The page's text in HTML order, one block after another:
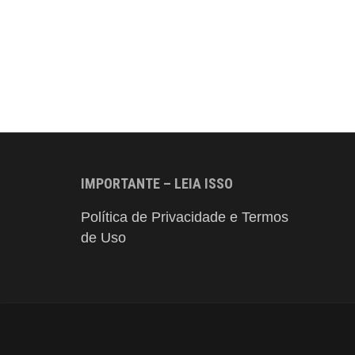
IMPORTANTE – LEIA ISSO
Política de Privacidade e Termos
de Uso